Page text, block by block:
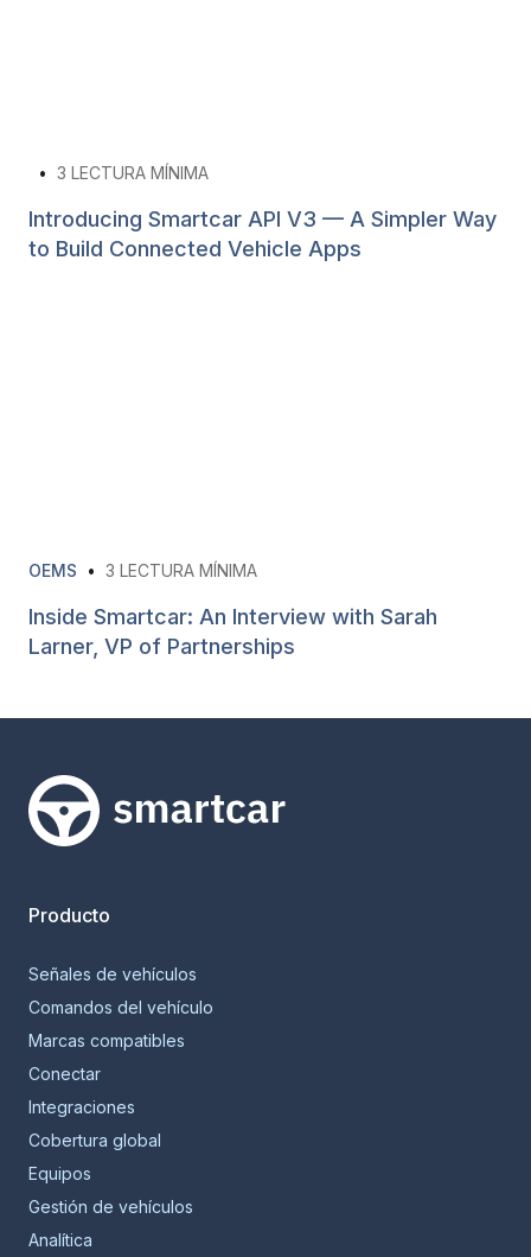
• 3 LECTURA MÍNIMA
Introducing Smartcar API V3 — A Simpler Way
to Build Connected Vehicle Apps
OEMS • 3 LECTURA MÍNIMA
Inside Smartcar: An Interview with Sarah
Larner, VP of Partnerships
Smartcar home
Producto
Señales de vehículos
Comandos del vehículo
Marcas compatibles
Conectar
Integraciones
Cobertura global
Equipos
Gestión de vehículos
Analítica